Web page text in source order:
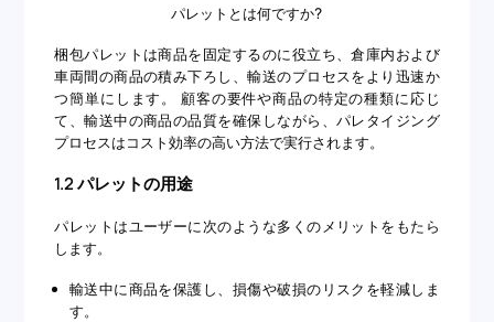
パレットとは何ですか?
梱包パレットは商品を固定するのに役立ち、倉庫内および
車両間の商品の積み下ろし、輸送のプロセスをより迅速か
つ簡単にします。 顧客の要件や商品の特定の種類に応じ
て、輸送中の商品の品質を確保しながら、パレタイジング
プロセスはコスト効率の高い方法で実行されます。
1.2 パレットの用途
パレットはユーザーに次のような多くのメリットをもたら
します。
輸送中に商品を保護し、損傷や破損のリスクを軽減しま
す。